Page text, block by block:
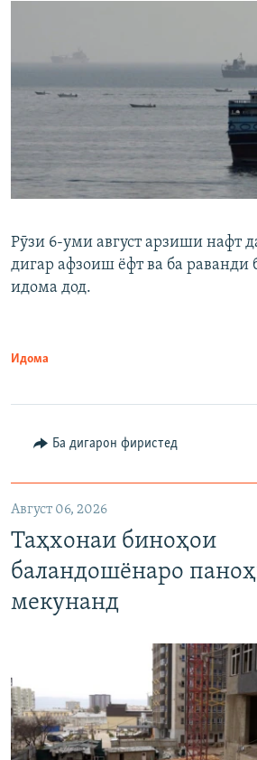
Рӯзи 6-уми август арзиши нафт
дигар афзоиш ёфт ва ба раванди
идома дод.
Идома
Ба дигарон фиристед
Август 06, 2026
Таҳхонаи биноҳои
баландошёнаро
мекунанд